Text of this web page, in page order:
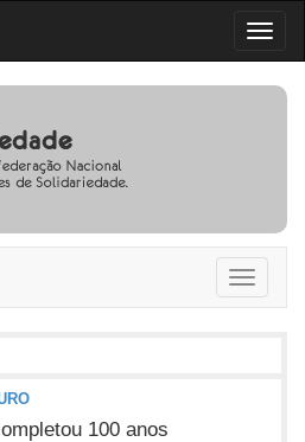
Toggle
100 anos